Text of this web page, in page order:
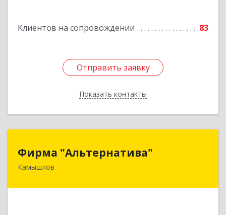
Клиентов на сопровождении 83
Отправить заявку
Показать контакты
Отправить заявку
Назад
Фирма "Альтернатива"
Камышлов
624860, Свердловская обл, Камышлов г, Ленина